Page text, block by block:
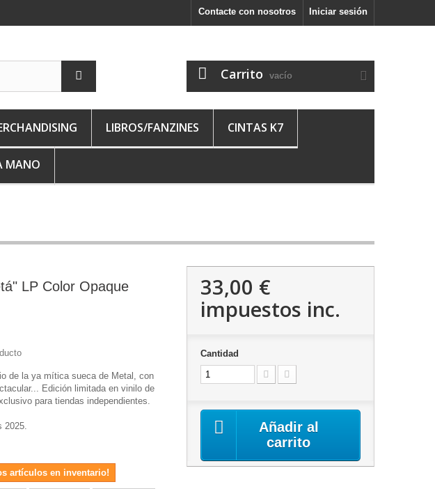
Iniciar sesión
Contacte con nosotros
Carrito vacío
LIBROS/FANZINES CINTAS K7
MANO
LP Color Opaque
de la ya mítica sueca de Metal, con
Edición limitada en vinilo de
para tiendas independientes.
2025.
artículos en inventario!
33,00 €
impuestos inc.
Cantidad
Añadir al
carrito